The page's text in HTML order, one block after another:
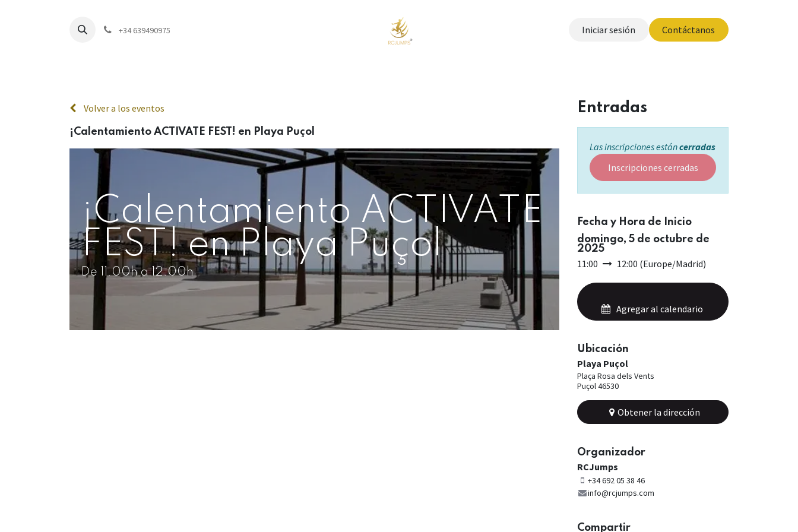
+34 639490975 Iniciar sesión Contáctanos
Volver a los eventos
¡Calentamiento ACTIVATE FEST! en Playa Puçol
¡Calentamiento ACTIVATE
FEST! en Playa Puçol
De 11.00h a 12.00h
Entradas
Las inscripciones estáncerradas
Inscripciones cerradas
Fecha y Hora de Inicio
domingo, 5 de octubre de
2025
11:00 12:00 (Europe/Madrid)
Agregar al calendario
Ubicación
Playa Puçol
Plaça Rosa dels Vents
Puçol 46530
Obtener la dirección
Organizador
RCJumps
+34 692 05 38 46
info@rcjumps.com
Compartir